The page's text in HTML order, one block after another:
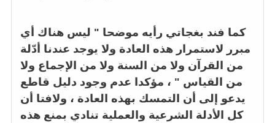
كما فند بغجاتي رأيه موضحا " ليس هناك أي
مبرر لاستمرار هذه العادة ولا يوجد عندنا أدّلة
من القرآن ولا من السنة ولا من الإجماع ولا
من القياس " ، مؤكدا عدم وجود دليل قاطع
يدعو إلى أن التمسك بهذه العادة ، ولافتا أن
كل الأدلة الشرعية والعملية تنادي بمنع هذه